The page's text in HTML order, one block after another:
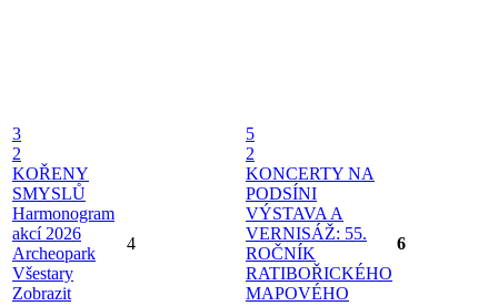
3
2
KOŘENY
SMYSLŮ
Harmonogram
akcí 2026
Archeopark
Všestary
Zobrazit
4
5
2
KONCERTY NA
PODSÍNI
VÝSTAVA A
VERNISÁŽ: 55.
ROČNÍK
RATIBOŘICKÉHO
MAPOVÉHO
6